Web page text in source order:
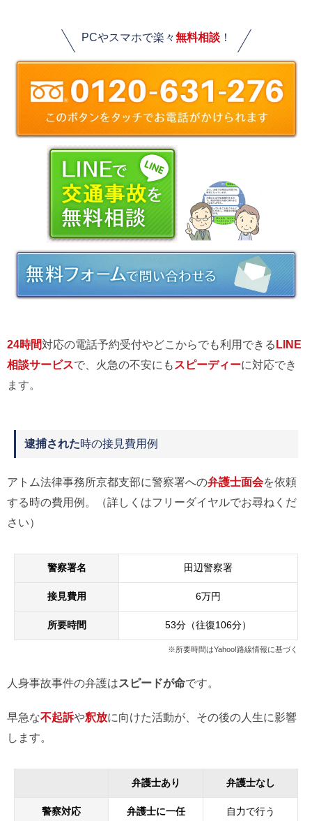
PCやスマホで楽々無料相談！
24時間対応の電話予約受付やどこからでも利用できるLINE
相談サービスで、火急の不安にも スピーディーに対応でき
ます。
逮捕された時の接見費用例
アトム法律事務所京都支部に警察署への弁護士面会を依頼
する時の費用例。（詳しくはフリーダイヤルでお尋ねくだ
さい）
警察署名 田辺警察署
接見費用 6万円
所要時間 53分（往復106分）
※所要時間はYahoo!路線情報に基づく
人身事故事件の弁護はスピードが命です。
早急な不起訴や釈放に向けた活動が、その後の人生に影響
します。
弁護士あり 弁護士なし
警察対応 弁護士に一任 自力で行う